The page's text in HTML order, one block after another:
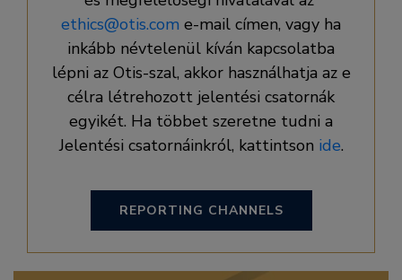
ethics@otis.com e-mail címen, vagy ha
inkább névtelenül kíván kapcsolatba
lépni az Otis-szal, akkor használhatja az e
célra létrehozott jelentési csatornák
egyikét. Ha többet szeretne tudni a
Jelentési csatornáinkról, kattintson ide.
REPORTING CHANNELS